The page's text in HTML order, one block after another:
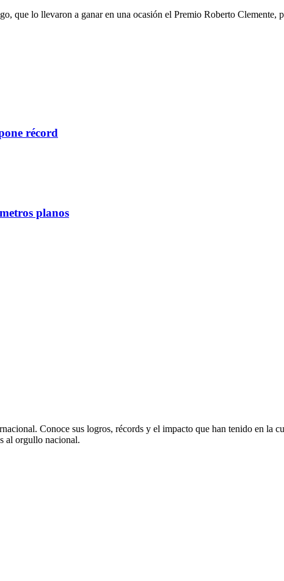
que lo llevaron a ganar en una ocasión el Premio Roberto Clemente,
récord
planos
Conoce sus logros, récords y el impacto que han tenido en la
al orgullo nacional.